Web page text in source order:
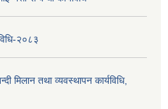
२०८३
मिलान तथा व्यवस्थापन कार्यविधि,